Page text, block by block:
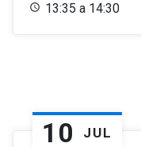
13:35 a 14:30
10 JUL